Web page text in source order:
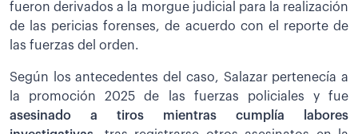
fueron derivados a la morgue judicial para la realización
de las pericias forenses, de acuerdo con el reporte de
las fuerzas del orden.
Según los antecedentes del caso, Salazar pertenecía a
la promoción 2025 de las fuerzas policiales y fue
asesinado a tiros mientras cumplía labores